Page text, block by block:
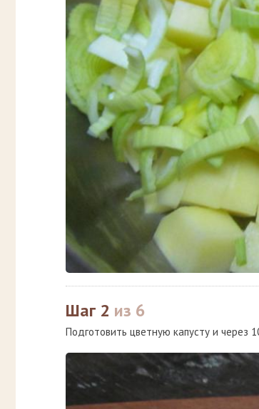
Шаг 2 из 6
Подготовить цветную капусту и через